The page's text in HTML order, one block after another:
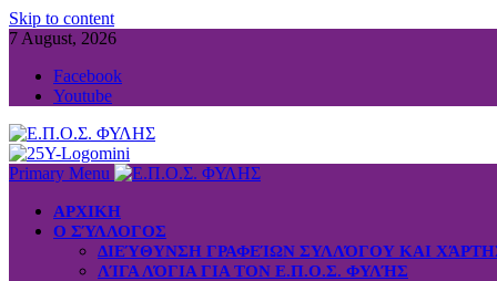
Skip to content
7 August, 2026
Facebook
Youtube
Primary Menu
ΑΡΧΙΚΗ
Ο ΣΎΛΛΟΓΟΣ
ΔΙΕΎΘΥΝΣΗ ΓΡΑΦΕΊΩΝ ΣΥΛΛΌΓΟΥ ΚΑΙ
ΛΊΓΑ ΛΌΓΙΑ ΓΙΑ ΤΟΝ Ε.Π.Ο.Σ. ΦΥΛΉΣ